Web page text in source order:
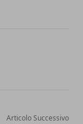
Articolo Successivo